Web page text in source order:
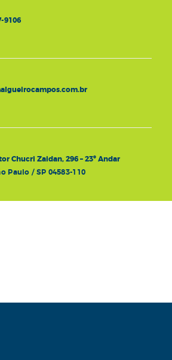
9106
Chucri Zaidan, 296 – 23º Andar
Paulo / SP 04583-110